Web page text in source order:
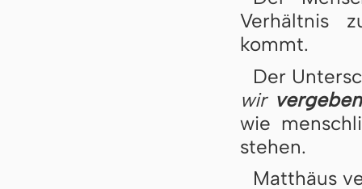
Verhältnis
kommt.
Der
wir
wie
stehen.
Matthäus